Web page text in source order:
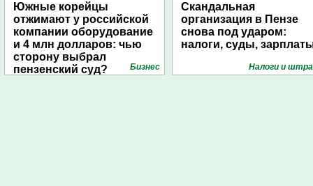
Южные корейцы
отжимают у российской
компании оборудование
и 4 млн долларов: чью
сторону выбрал
пензенский суд?
Бизнес
Скандальная
организация в Пензе
снова под ударом:
налоги, суды,
Налоги и